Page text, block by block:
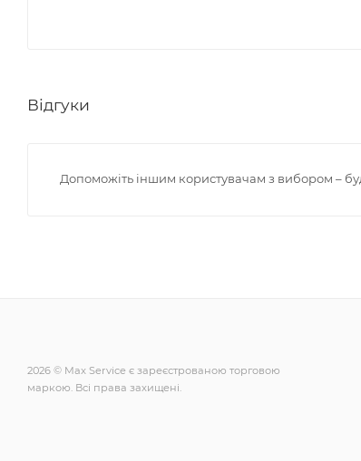
Відгуки
Допоможіть іншим користувачам з вибором –
2026 © Max Service є зареєстрованою торговою
маркою. Всі права захищені.